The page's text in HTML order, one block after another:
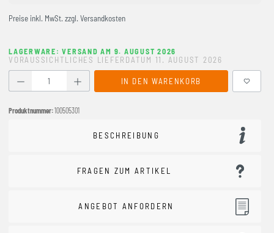
Preise inkl. MwSt. zzgl. Versandkosten
LAGERWARE: VERSAND AM 9. AUGUST 2026
VORAUSSICHTLICHES LIEFERDATUM 11. AUGUST 2026
Produkt Anzahl: Gib den gewünschten Wert ein oder
IN DEN WARENKORB
Produktnummer:100505301
BESCHREIBUNG
FRAGEN ZUM ARTIKEL
ANGEBOT ANFORDERN